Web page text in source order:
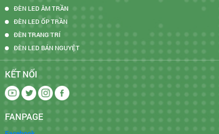
ĐÈN LED ÂM TRẦN
ĐÈN LED ỐP TRẦN
ĐÈN TRANG TRÍ
ĐÈN LED BÁN NGUYỆT
KẾT NỐI
FANPAGE